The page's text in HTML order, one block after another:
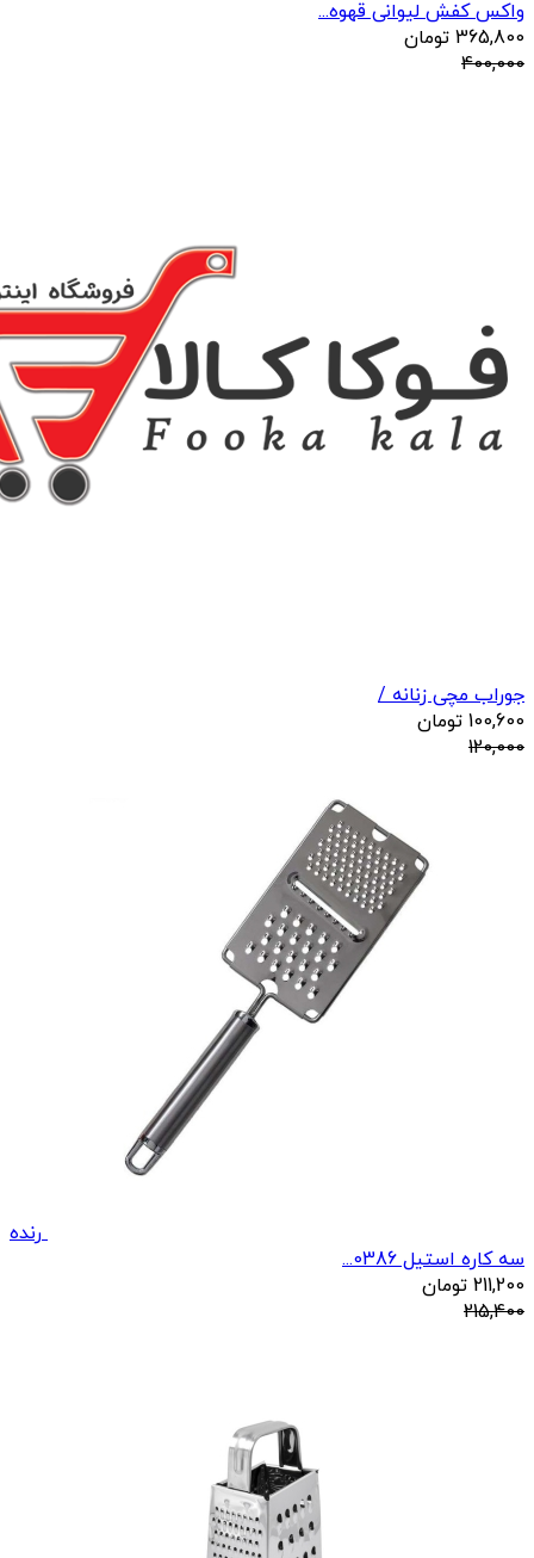
واکس کفش لیوانی قهوه...
365,800 تومان
400,000
جوراب مچی زنانه /
100,600 تومان
120,000
رنده
سه کاره استیل 0386...
211,200 تومان
215,400